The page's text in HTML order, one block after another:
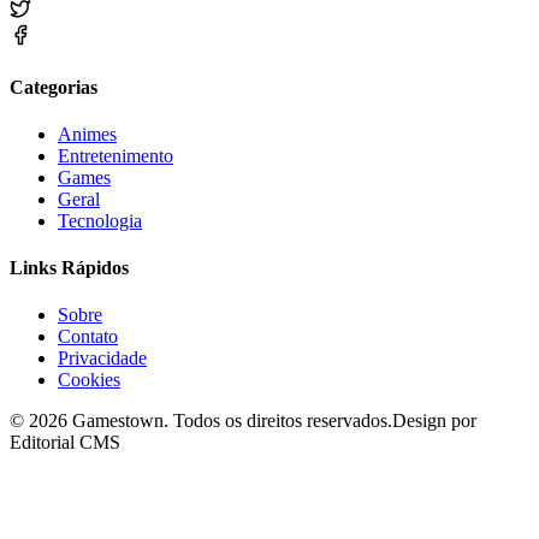
Categorias
Animes
Entretenimento
Games
Geral
Tecnologia
Links Rápidos
Sobre
Contato
Privacidade
Cookies
© 2026 Gamestown. Todos os direitos reservados.Design por
Editorial CMS